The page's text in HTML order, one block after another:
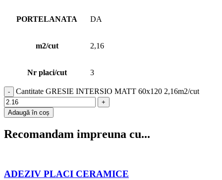
PORTELANATA DA
m2/cut 2,16
Nr placi/cut 3
Cantitate GRESIE INTERSIO MATT 60x120 2,16m2/cut
Adaugă în coș
Recomandam impreuna cu...
ADEZIV PLACI CERAMICE